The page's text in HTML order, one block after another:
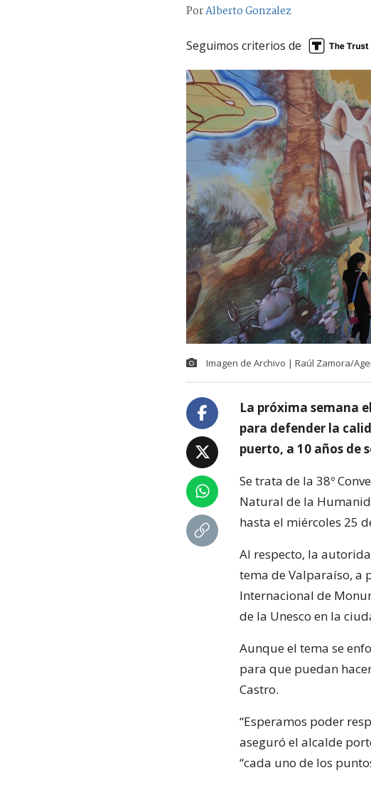
PorAlberto Gonzalez
Seguimos criterios de
Imagen de Archivo | Raúl Zamora/
La próxima semana
para defender la
puerto, a 10 años de
Se trata de la 38º
Natural de la
hasta el miércoles 25
Al respecto, la
tema de Valparaíso, a
Internacional de
de la Unesco en la
Aunque el tema se
para que puedan
Castro.
“Esperamos poder
aseguró el alcalde
“cada uno de los